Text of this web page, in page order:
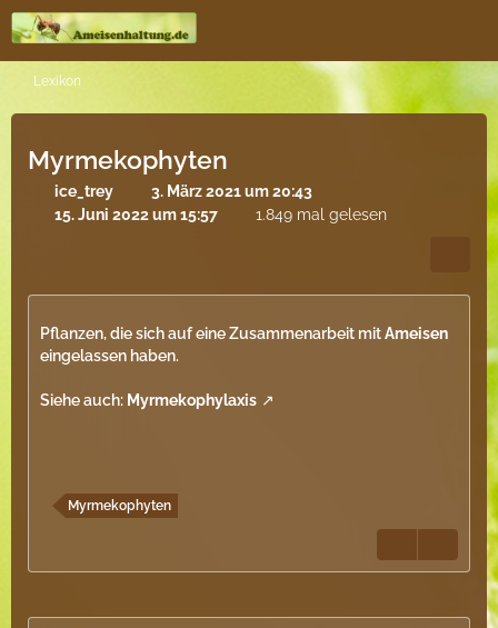
Lexikon
Myrmekophyten
ice_trey
3. März 2021 um 20:43
15. Juni 2022 um 15:57
1.849 mal gelesen
Pflanzen, die sich auf eine Zusammenarbeit mitAmeisen
eingelassen haben.
Siehe auch: Myrmekophylaxis
Myrmekophyten